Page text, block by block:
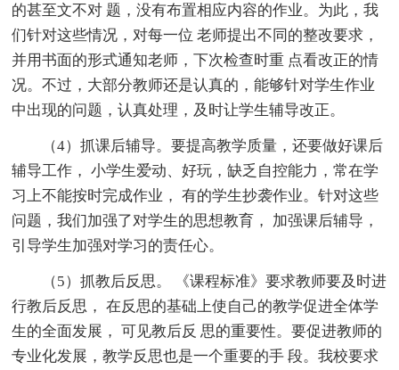
的甚至文不对 题，没有布置相应内容的作业。为此，我
们针对这些情况，对每一位 老师提出不同的整改要求，
并用书面的形式通知老师，下次检查时重 点看改正的情
况。不过，大部分教师还是认真的，能够针对学生作业
中出现的问题，认真处理，及时让学生辅导改正。
（4）抓课后辅导。要提高教学质量，还要做好课后
辅导工作， 小学生爱动、好玩，缺乏自控能力，常在学
习上不能按时完成作业， 有的学生抄袭作业。针对这些
问题，我们加强了对学生的思想教育， 加强课后辅导，
引导学生加强对学习的责任心。
（5）抓教后反思。 《课程标准》要求教师要及时进
行教后反思， 在反思的基础上使自己的教学促进全体学
生的全面发展， 可见教后反 思的重要性。要促进教师的
专业化发展，教学反思也是一个重要的手 段。我校要求